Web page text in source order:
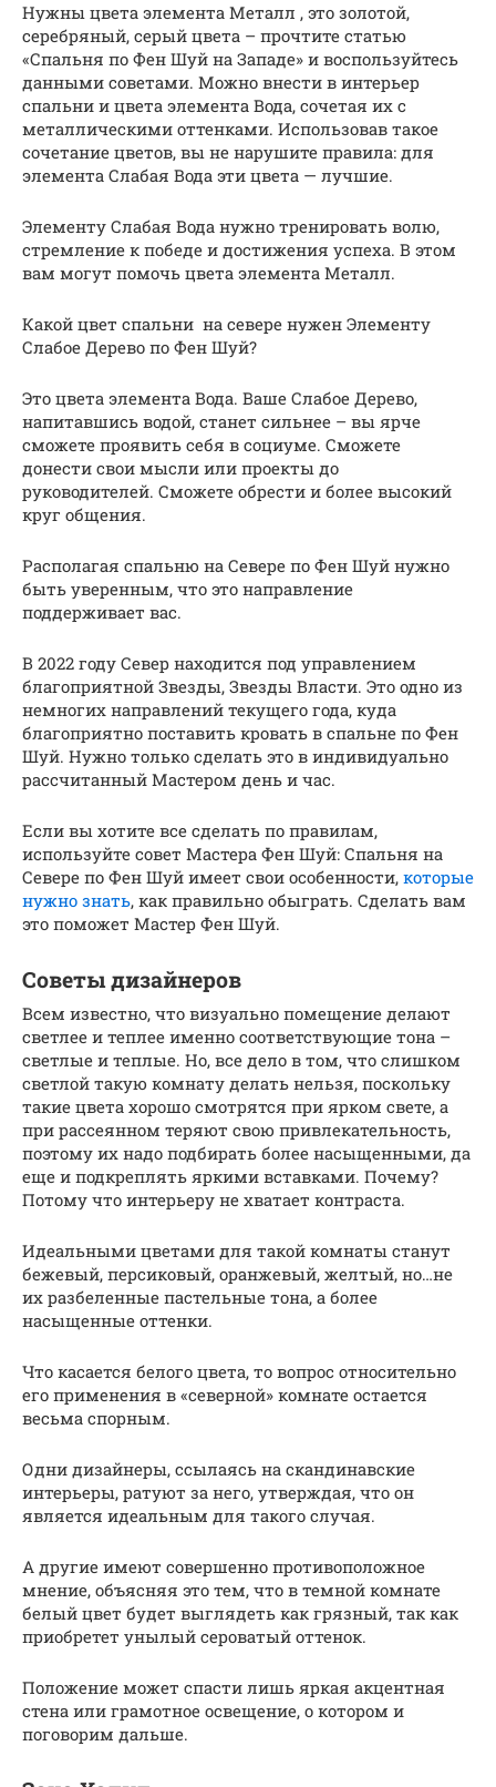
Нужны цвета элемента Металл , это золотой,
серебряный, серый цвета – прочтите статью
«Спальня по Фен Шуй на Западе» и воспользуйтесь
данными советами. Можно внести в интерьер
спальни и цвета элемента Вода, сочетая их с
металлическими оттенками. Использовав такое
сочетание цветов, вы не нарушите правила: для
элемента Слабая Вода эти цвета — лучшие.
Элементу Слабая Вода нужно тренировать волю,
стремление к победе и достижения успеха. В этом
вам могут помочь цвета элемента Металл.
Какой цвет спальни на севере нужен Элементу
Слабое Дерево по Фен Шуй?
Это цвета элемента Вода. Ваше Слабое Дерево,
напитавшись водой, станет сильнее – вы ярче
сможете проявить себя в социуме. Сможете
донести свои мысли или проекты до
руководителей. Сможете обрести и более высокий
круг общения.
Располагая спальню на Севере по Фен Шуй нужно
быть уверенным, что это направление
поддерживает вас.
В 2022 году Север находится под управлением
благоприятной Звезды, Звезды Власти. Это одно из
немногих направлений текущего года, куда
благоприятно поставить кровать в спальне по Фен
Шуй. Нужно только сделать это в индивидуально
рассчитанный Мастером день и час.
Если вы хотите все сделать по правилам,
используйте совет Мастера Фен Шуй: Спальня на
Севере по Фен Шуй имеет свои особенности, которые
нужно знать, как правильно обыграть. Сделать вам
это поможет Мастер Фен Шуй.
Советы дизайнеров
Всем известно, что визуально помещение делают
светлее и теплее именно соответствующие тона –
светлые и теплые. Но, все дело в том, что слишком
светлой такую комнату делать нельзя, поскольку
такие цвета хорошо смотрятся при ярком свете, а
при рассеянном теряют свою привлекательность,
поэтому их надо подбирать более насыщенными, да
еще и подкреплять яркими вставками. Почему?
Потому что интерьеру не хватает контраста.
Идеальными цветами для такой комнаты станут
бежевый, персиковый, оранжевый, желтый, но…не
их разбеленные пастельные тона, а более
насыщенные оттенки.
Что касается белого цвета, то вопрос относительно
его применения в «северной» комнате остается
весьма спорным.
Одни дизайнеры, ссылаясь на скандинавские
интерьеры, ратуют за него, утверждая, что он
является идеальным для такого случая.
А другие имеют совершенно противоположное
мнение, объясняя это тем, что в темной комнате
белый цвет будет выглядеть как грязный, так как
приобретет унылый сероватый оттенок.
Положение может спасти лишь яркая акцентная
стена или грамотное освещение, о котором и
поговорим дальше.